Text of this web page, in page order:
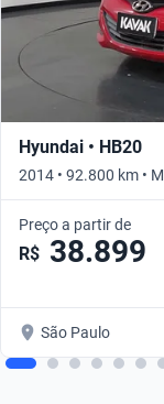
Hyundai • HB20
2014 • 92.800 km •
Preço a partir de
R$ 38.899
São Paulo